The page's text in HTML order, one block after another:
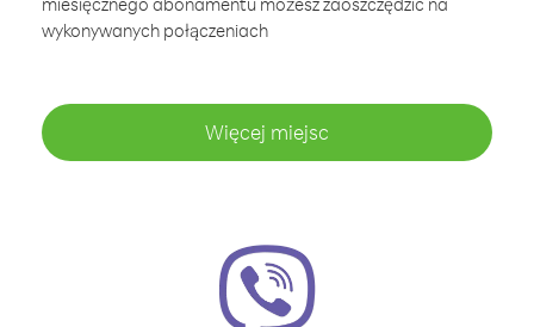
wykonywanych połączeniach
Więcej miejsc